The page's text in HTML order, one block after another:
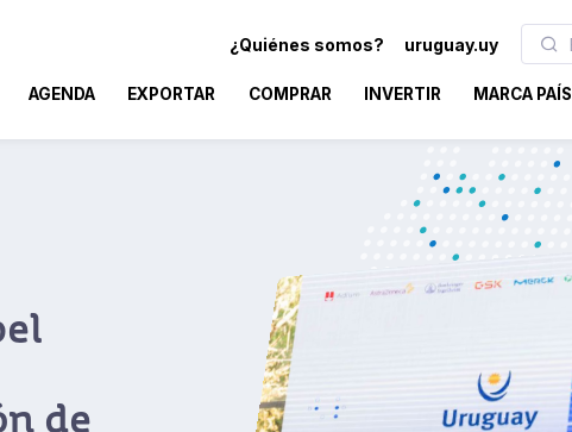
¿Quiénes somos? uruguay.uy
AGENDA EXPORTAR COMPRAR INVERTIR MARCA PAÍS
la